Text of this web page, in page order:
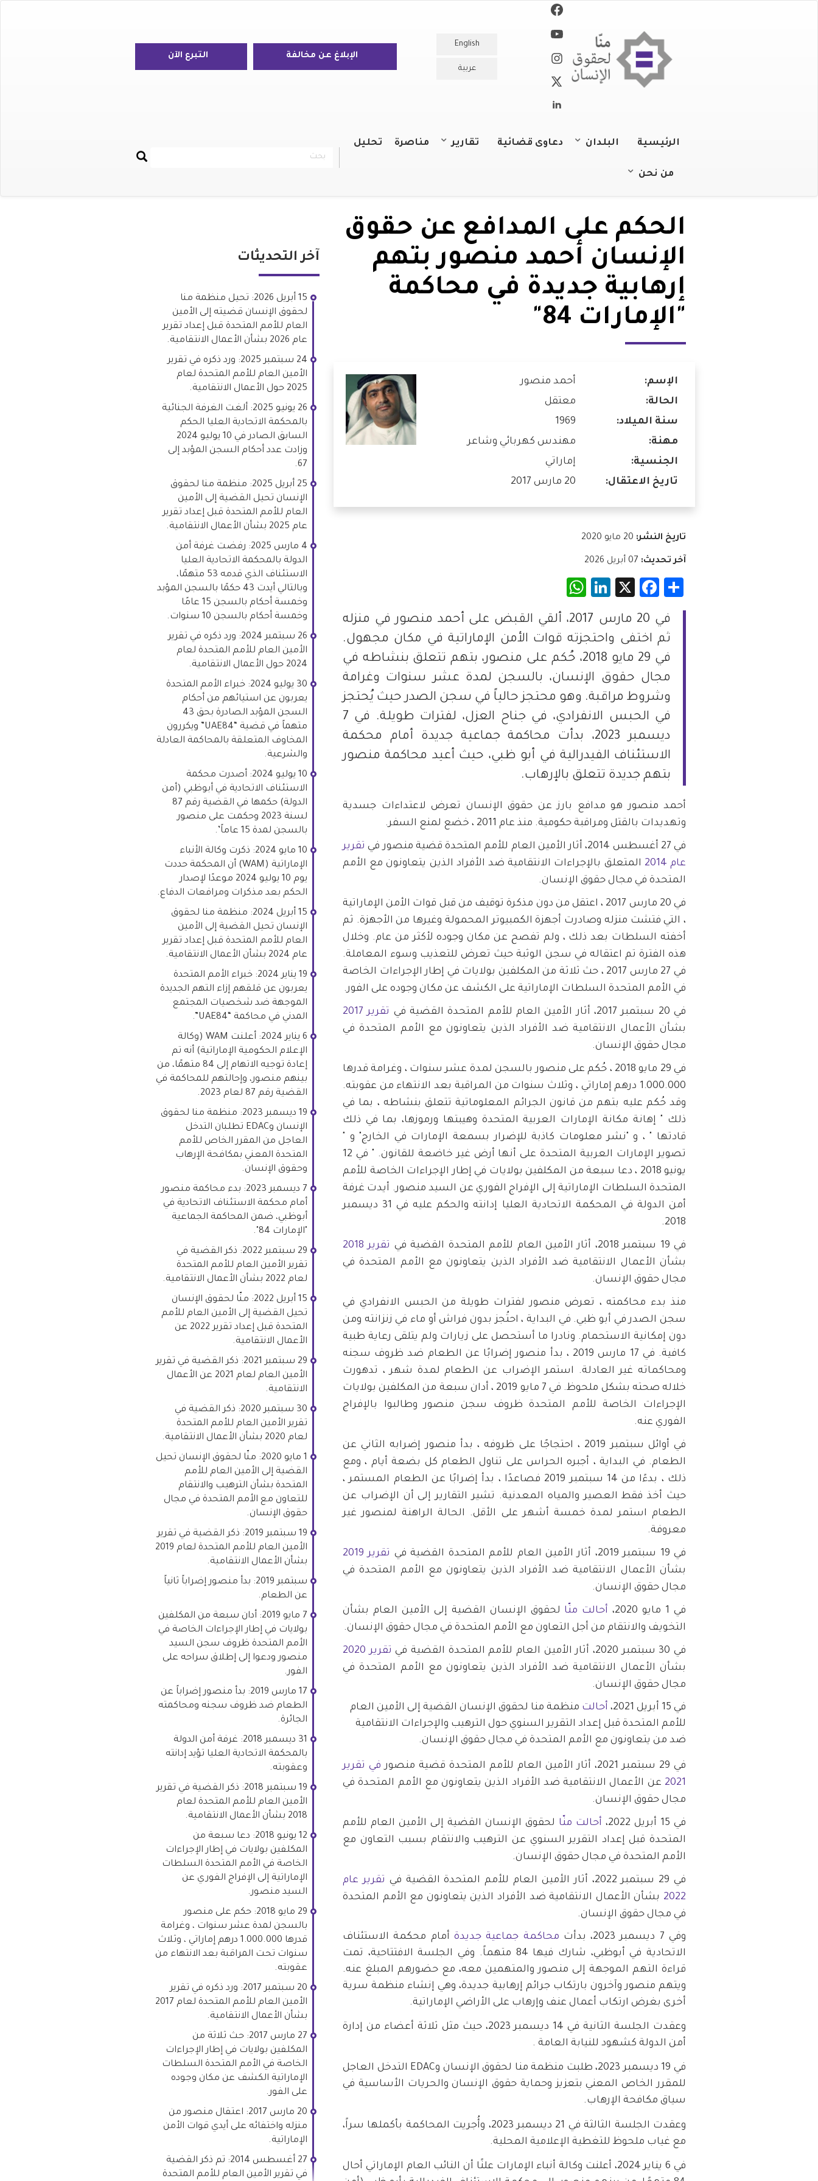
English
عربية
الإبلاغ عن مخالفة التبرع الآن
الرئيسية البلدان
جزر القمر
جيبوتي
مصر
العراق
لبنان
موريتانيا
عمان
السعودية
سوريا
تونس
الإمارات
دعاوى قضائية تقارير مناصرة تحليل
من نحن
عملنا
فريقنا
شواغر
اتصل بنا
Rechercher
بحث
الحكم على المدافع عن حقوق
الإنسان أحمد منصور بتهم
إرهابية جديدة في محاكمة
"الإمارات 84"
الإسم:
أحمد منصور
الحالة:
معتقل
سنة الميلاد:
1969
مهنة:
مهندس كهربائي وشاعر
الجنسية:
إماراتي
تاريخ الاعتقال:
20 مارس 2017
تاريخ النشر:
آخر تحديث:
Share
Facebook
X
LinkedIn
في 20 مارس 2017، ألقي القبض على أحمد منصور في منزله
ثم اختفى واحتجزته قوات الأمن الإماراتية في مكان مجهول.
في 29 مايو 2018، حُكم على منصور، بتهم تتعلق بنشاطه في
مجال حقوق الإنسان، بالسجن لمدة عشر سنوات وغرامة
وشروط مراقبة. وهو محتجز حالياً في سجن الصدر حيث يُحتجز
في الحبس الانفرادي، في جناح العزل، لفترات طويلة. في 7
ديسمبر 2023، بدأت محاكمة جماعية جديدة أمام محكمة
الاستئناف الفيدرالية في أبو ظبي، حيث أعيد محاكمة منصور
بتهم جديدة تتعلق بالإرهاب.
أحمد منصور هو مدافع بارز عن حقوق الإنسان تعرض لاعتداءات جسدية
وتهديدات بالقتل ومراقبة حكومية. منذ عام 2011 ، خضع لمنع السفر.
في 27 أغسطس 2014، أثار الأمين العام للأمم المتحدة قضية منصور في
تقرير
عام 2014
المتعلق بالإجراءات الانتقامية ضد الأفراد الذين يتعاونون مع الأمم
المتحدة في مجال حقوق الإنسان.
في 20 مارس 2017 ، اعتقل من دون مذكرة توقيف من قبل قوات الأمن الإماراتية
، التي فتشت منزله وصادرت أجهزة الكمبيوتر المحمولة وغيرها من الأجهزة. ثم
أخفته السلطات بعد ذلك ، ولم تفصح عن مكان وجوده لأكثر من عام. وخلال
هذه الفترة تم اعتقاله في سجن الوثبة حيث تعرض للتعذيب وسوء المعاملة.
في 27 مارس 2017 ، حث ثلاثة من المكلفين بولايات في إطار الإجراءات الخاصة
في الأمم المتحدة السلطات الإماراتية على الكشف عن مكان وجوده على الفور.
في 20 سبتمبر 2017، أثار الأمين العام للأمم المتحدة القضية في
تقرير 2017
بشأن الأعمال الانتقامية ضد الأفراد الذين يتعاونون مع الأمم المتحدة في
مجال حقوق الإنسان.
في 29 مايو 2018 ، حُكم على منصور بالسجن لمدة عشر سنوات ، وغرامة قدرها
1.000.000 درهم إماراتي ، وثلاث سنوات من المراقبة بعد الانتهاء من عقوبته.
وقد حُكم عليه بتهم من قانون الجرائم المعلوماتية تتعلق بنشاطه ، بما في
ذلك " إهانة مكانة الإمارات العربية المتحدة وهيبتها ورموزها، بما في ذلك
قادتها " ، و "نشر معلومات كاذبة للإضرار بسمعة الإمارات في الخارج" و "
تصوير الإمارات العربية المتحدة على أنها أرض غير خاضعة للقانون. " في 12
يونيو 2018 ، دعا سبعة من المكلفين بولايات في إطار الإجراءات الخاصة للأمم
المتحدة السلطات الإماراتية إلى الإفراج الفوري عن السيد منصور. أيدت غرفة
أمن الدولة في المحكمة الاتحادية العليا إدانته والحكم عليه في 31 ديسمبر
2018.
في 19 سبتمبر 2018، أثار الأمين العام للأمم المتحدة القضية في
تقرير 2018
بشأن الأعمال الانتقامية ضد الأفراد الذين يتعاونون مع الأمم المتحدة في
مجال حقوق الإنسان.
منذ بدء محاكمته ، تعرض منصور لفترات طويلة من الحبس الانفرادي في
سجن الصدر في أبو ظبي. في البداية ، احتُجز بدون فراش أو ماء في زنزانته ومن
دون إمكانية الاستحمام. ونادرا ما أستحصل على زيارات ولم يتلقى رعاية طبية
كافية. في 17 مارس 2019 ، بدأ منصور إضرابًا عن الطعام ضد ظروف سجنه
ومحاكماته غير العادلة. استمر الإضراب عن الطعام لمدة شهر ، تدهورت
خلاله صحته بشكل ملحوظ. في 7 مايو 2019 ، أدان سبعة من المكلفين بولايات
الإجراءات الخاصة للأمم المتحدة ظروف سجن منصور وطالبوا بالإفراج
الفوري عنه.
في أوائل سبتمبر 2019 ، احتجاجًا على ظروفه ، بدأ منصور إضرابه الثاني عن
الطعام. في البداية ، أجبره الحراس على تناول الطعام كل بضعة أيام ، ومع
ذلك ، بدءًا من 14 سبتمبر 2019 فصاعدًا ، بدأ إضرابًا عن الطعام المستمر ،
حيث أخذ فقط العصير والمياه المعدنية. تشير التقارير إلى أن الإضراب عن
الطعام استمر لمدة خمسة أشهر على الأقل. الحالة الراهنة لمنصور غير
معروفة.
في 19 سبتمبر 2019، أثار الأمين العام للأمم المتحدة القضية في
تقرير 2019
بشأن الأعمال الانتقامية ضد الأفراد الذين يتعاونون مع الأمم المتحدة في
مجال حقوق الإنسان.
في 1 مايو 2020، أحالت منّا لحقوق الإنسان القضية إلى الأمين العام بشأن
التخويف والانتقام من أجل التعاون مع الأمم المتحدة في مجال حقوق الإنسان.
في 30 سبتمبر 2020، أثار الأمين العام للأمم المتحدة القضية في
تقرير 2020
بشأن الأعمال الانتقامية ضد الأفراد الذين يتعاونون مع الأمم المتحدة في
مجال حقوق الإنسان.
في 15 أبريل 2021، أحالت منظمة منا لحقوق الإنسان القضية إلى الأمين العام
للأمم المتحدة قبل إعداد التقرير السنوي حول الترهيب والإجراءات الانتقامية
ضد من يتعاونون مع الأمم المتحدة في مجال حقوق الإنسان.
في 29 سبتمبر 2021، أثار الأمين العام للأمم المتحدة قضية منصور
في تقرير
2021 عن الأعمال الانتقامية ضد الأفراد الذين يتعاونون مع الأمم المتحدة في
مجال حقوق الإنسان.
في 15 أبريل 2022، أحالت منّا لحقوق الإنسان القضية إلى الأمين العام للأمم
المتحدة قبل إعداد التقرير السنوي عن الترهيب والانتقام بسبب التعاون مع
الأمم المتحدة في مجال حقوق الإنسان.
في 29 سبتمبر 2022، أثار الأمين العام للأمم المتحدة القضية في
تقرير عام
2022 بشأن الأعمال الانتقامية ضد الأفراد الذين يتعاونون مع الأمم المتحدة
في مجال حقوق الإنسان.
وفي 7 ديسمبر 2023، بدأت محاكمة جماعية جديدة أمام محكمة الاستئناف
الاتحادية في أبوظبي، شارك فيها 84 متهماً. وفي الجلسة الافتتاحية، تمت
قراءة التهم الموجهة إلى منصور والمتهمين معه، مع حضورهم المبلغ عنه.
ويتهم منصور وآخرون بارتكاب جرائم إرهابية جديدة، وهي إنشاء منظمة سرية
أخرى بغرض ارتكاب أعمال عنف وإرهاب على الأراضي الإماراتية.
وعقدت الجلسة الثانية في 14 ديسمبر 2023، حيث مثل ثلاثة أعضاء من إدارة
أمن الدولة كشهود للنيابة العامة .
في 19 ديسمبر 2023، طلبت منظمة منا لحقوق الإنسان وEDAC التدخل العاجل
للمقرر الخاص المعني بتعزيز وحماية حقوق الإنسان والحريات الأساسية في
سياق مكافحة الإرهاب.
وعقدت الجلسة الثالثة في 21 ديسمبر 2023، وأُجريت المحاكمة بأكملها سراً،
مع غياب ملحوظ للتغطية الإعلامية المحلية.
في 6 يناير 2024، أعلنت وكالة أنباء الإمارات علنًا أن النائب العام الإماراتي أحال
آخر التحديثات
15 أبريل 2026: تحيل منظمة منا
لحقوق الإنسان قضيته إلى الأمين
العام للأمم المتحدة قبل إعداد تقرير
عام 2026 بشأن الأعمال الانتقامية.
24 سبتمبر 2025: ورد ذكره في تقرير
الأمين العام للأمم المتحدة لعام
2025 حول الأعمال الانتقامية.
26 يونيو 2025: ألغت الغرفة الجنائية
بالمحكمة الاتحادية العليا الحكم
السابق الصادر في 10 يوليو 2024
وزادت عدد أحكام السجن المؤبد إلى
67.
25 أبريل 2025: منظمة منا لحقوق
الإنسان تحيل القضية إلى الأمين
العام للأمم المتحدة قبل إعداد تقرير
عام 2025 بشأن الأعمال الانتقامية.
4 مارس 2025: رفضت غرفة أمن
الدولة بالمحكمة الاتحادية العليا
الاستئناف الذي قدمه 53 متهمًا،
وبالتالي أيدت 43 حكمًا بالسجن المؤبد
وخمسة أحكام بالسجن 15 عامًا
وخمسة أحكام بالسجن 10 سنوات.
26 سبتمبر 2024: ورد ذكره في تقرير
الأمين العام للأمم المتحدة لعام
2024 حول الأعمال الانتقامية.
30 يوليو 2024: خبراء الأمم المتحدة
يعربون عن استيائهم من أحكام
السجن المؤبد الصادرة بحق 43
متهماً في قضية “UAE84” ويكررون
المخاوف المتعلقة بالمحاكمة العادلة
والشرعية.
10 يوليو 2024: أصدرت محكمة
الاستئناف الاتحادية في أبوظبي (أمن
الدولة) حكمها في القضية رقم 87
لسنة 2023 وحكمت على منصور
بالسجن لمدة 15 عاماً’.
10 مايو 2024: ذكرت وكالة الأنباء
الإماراتية (WAM) أن المحكمة حددت
يوم 10 يوليو 2024 موعدًا لإصدار
الحكم بعد مذكرات ومرافعات الدفاع.
15 أبريل 2024: منظمة منا لحقوق
الإنسان تحيل القضية إلى الأمين
العام للأمم المتحدة قبل إعداد تقرير
عام 2024 بشأن الأعمال الانتقامية.
19 يناير 2024: خبراء الأمم المتحدة
يعربون عن قلقهم إزاء التهم الجديدة
الموجهة ضد شخصيات المجتمع
المدني في محاكمة “UAE84”.
6 يناير 2024: أعلنت WAM (وكالة
الإعلام الحكومية الإماراتية) أنه تم
إعادة توجيه الاتهام إلى 84 متهمًا، من
بينهم منصور، وإحالتهم للمحاكمة في
القضية رقم 87 لعام 2023.
19 ديسمبر 2023: منظمة منا لحقوق
الإنسان وEDAC تطلبان التدخل
العاجل من المقرر الخاص للأمم
المتحدة المعني بمكافحة الإرهاب
وحقوق الإنسان.
7 ديسمبر 2023: بدء محاكمة منصور
أمام محكمة الاستئناف الاتحادية في
أبوظبي، ضمن المحاكمة الجماعية
"الإمارات 84".
29 سبتمبر 2022: ذكر القضية في
تقرير الأمين العام للأمم المتحدة
لعام 2022 بشأن الأعمال الانتقامية.
15 أبريل 2022: منّا لحقوق الإنسان
تحيل القضية إلى الأمين العام للأمم
المتحدة قبل إعداد تقرير 2022 عن
الأعمال الانتقامية.
29 سبتمبر 2021: ذكر القضية في تقرير
الأمين العام لعام 2021 عن الأعمال
الانتقامية.
30 سبتمبر 2020: ذكر القضية في
تقرير الأمين العام للأمم المتحدة
لعام 2020 بشأن الأعمال الانتقامية.
1 مايو 2020: منّا لحقوق الإنسان تحيل
القضية إلى الأمين العام للأمم
المتحدة بشأن الترهيب والانتقام
للتعاون مع الأمم المتحدة في مجال
حقوق الإنسان.
19 سبتمبر 2019: ذكر القضية في تقرير
الأمين العام للأمم المتحدة لعام 2019
بشأن الأعمال الانتقامية.
سبتمبر 2019: بدأ منصور إضراباً ثانياً
عن الطعام.
7 مايو 2019: أدان سبعة من المكلفين
بولايات في إطار الإجراءات الخاصة في
الأمم المتحدة ظروف سجن السيد
منصور ودعوا إلى إطلاق سراحه على
الفور.
17 مارس 2019: بدأ منصور إضراباً عن
الطعام ضد ظروف سجنه ومحاكمته
الجائرة.
31 ديسمبر 2018: غرفة أمن الدولة
بالمحكمة الاتحادية العليا تؤيد إدانته
وعقوبته.
19 سبتمبر 2018: ذكر القضية في تقرير
الأمين العام للأمم المتحدة لعام
2018 بشأن الأعمال الانتقامية.
12 يونيو 2018: دعا سبعة من
المكلفين بولايات في إطار الإجراءات
الخاصة في الأمم المتحدة السلطات
الإماراتية إلى الإفراج الفوري عن
السيد منصور.
29 مايو 2018: حكم على منصور
بالسجن لمدة عشر سنوات ، وغرامة
قدرها 1.000.000 درهم إماراتي ، وثلاث
سنوات تحت المراقبة بعد الانتهاء من
عقوبته.
20 سبتمبر 2017: ورد ذكره في تقرير
الأمين العام للأمم المتحدة لعام 2017
بشأن الأعمال الانتقامية.
27 مارس 2017: حث ثلاثة من
المكلفين بولايات في إطار الإجراءات
الخاصة في الأمم المتحدة السلطات
الإماراتية الكشف عن مكان وجوده
على الفور.
20 مارس 2017: اعتقال منصور من
منزله واختفائه على أيدي قوات الأمن
الإماراتية.
27 أغسطس 2014: تم ذكر القضية
في تقرير الأمين العام للأمم المتحدة